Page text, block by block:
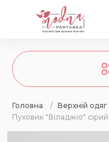
Головна / Верхній одяг
Пуховик "Віладжіо"